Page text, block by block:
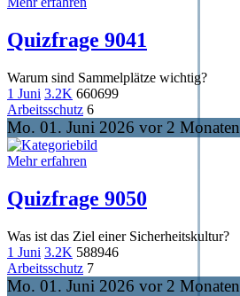
Quizfrage 9041
Warum sind Sammelplätze wichtig?
1 Juni 3.2K 660699
Arbeitsschutz 6
Mo. 01. Juni 2026 vor 2 Monaten
Mehr erfahren
Quizfrage 9050
Was ist das Ziel einer Sicherheitskultur?
1 Juni 3.2K 588946
Arbeitsschutz 7
Mo. 01. Juni 2026 vor 2 Monaten